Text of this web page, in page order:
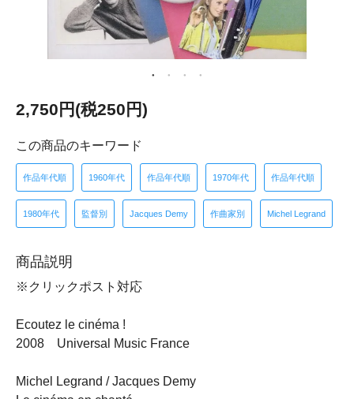
2,750円(税250円)
この商品のキーワード
作品年代順 1960年代 作品年代順 1970年代 作品年代順
1980年代 監督別 Jacques Demy 作曲家別 Michel Legrand
商品説明
※クリックポスト対応
Ecoutez le cinéma !
2008 Universal Music France
Michel Legrand / Jacques Demy